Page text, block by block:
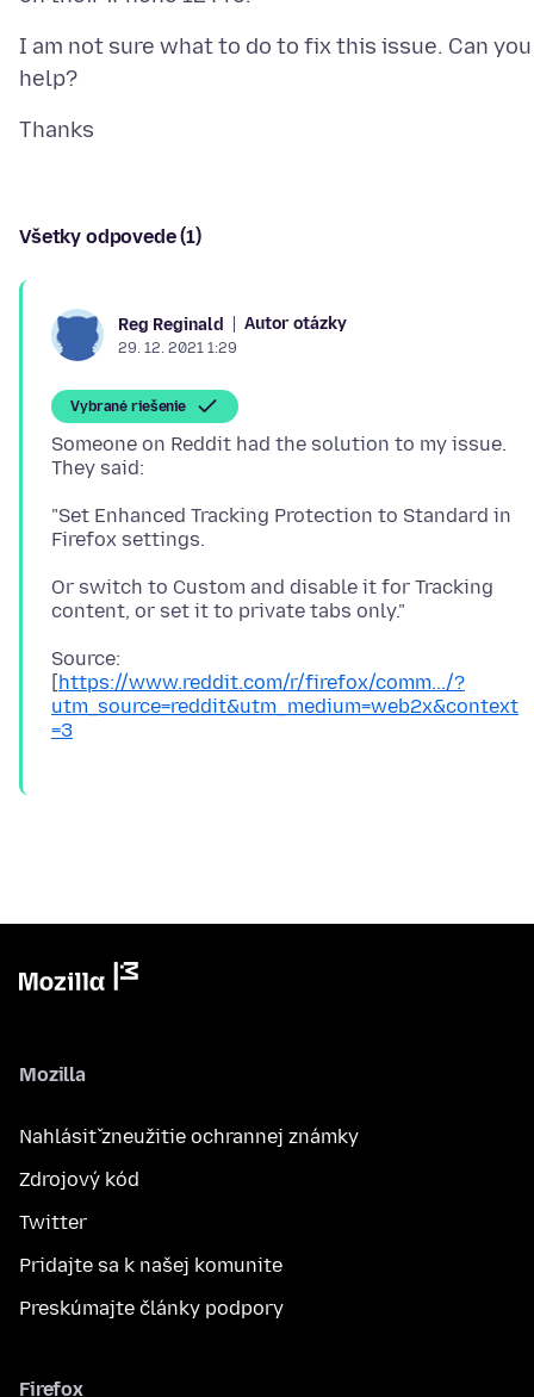
I am not sure what to do to fix this issue. Can you
Všetky odpovede (1)
Reg Reginald Autor otázky
29. 12. 2021 1:29
Vybrané riešenie
Someone on Reddit had the solution to my issue.
"Set Enhanced Tracking Protection to Standard in
Or switch to Custom and disable it for Tracking
Source:
[https://www.reddit.com/r/firefox/comm.../?
utm_source=reddit&utm_medium=web2x&context
=3
Mozilla
Nahlásiť zneužitie ochrannej známky
Zdrojový kód
Twitter
Pridajte sa k našej komunite
Preskúmajte články podpory
Firefox